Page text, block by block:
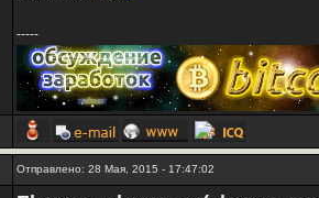
-----
Отправлено: 28 Мая, 2015 - 17:47:02